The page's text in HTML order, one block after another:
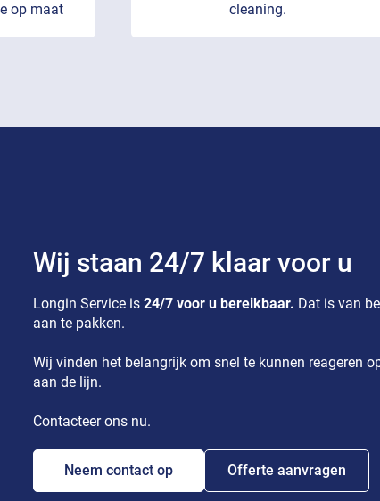
op maat
cleaning.
Wij staan 24/7 klaar voor u
Longin Service is24/7 voor u bereikbaar. Dat is van
aan te pakken.
Wij vinden het belangrijk om snel te kunnen reageren
aan de lijn.
Contacteer ons nu.
Neem contact op Offerte aanvragen